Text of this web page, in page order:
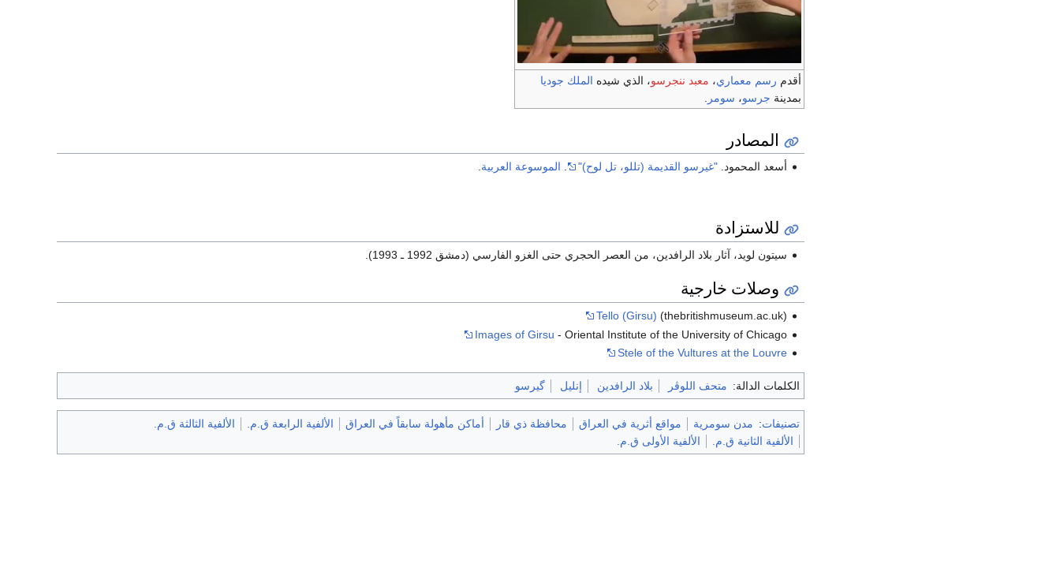
أقدم رسم معماري، معبد ننجرسو، الذي شيده الملك جوديا
بمدينة جرسو، سومر
المصادر
أسعد المحمود."غيرسو القديمة (تللو، تل لوح)" . الموسوعة العربية.
للاستزادة
سيتون لويد، آثار بلاد الرافدين، من العصر الحجري حتى الغزو الفارسي (دمشق 1992 ـ 1993).
وصلات خارجية
Tello (Girsu) (thebritishmuseum.ac.uk)
Images of Girsu - Oriental Institute of the University of Chicago
Stele of the Vultures at the Louvre
الكلمات الدالة: متحف اللوڤر بلاد الرافدين إنليل گيرسو
تصنيفات: مدن سومرية مواقع أثرية في العراق محافظة ذي قار أماكن مأهولة سابقاً في العراق الألفية الرابعة ق.م.
الألفية الثالثة ق.م.
الألفية الثانية ق.م.
الألفية الأولى ق.م.